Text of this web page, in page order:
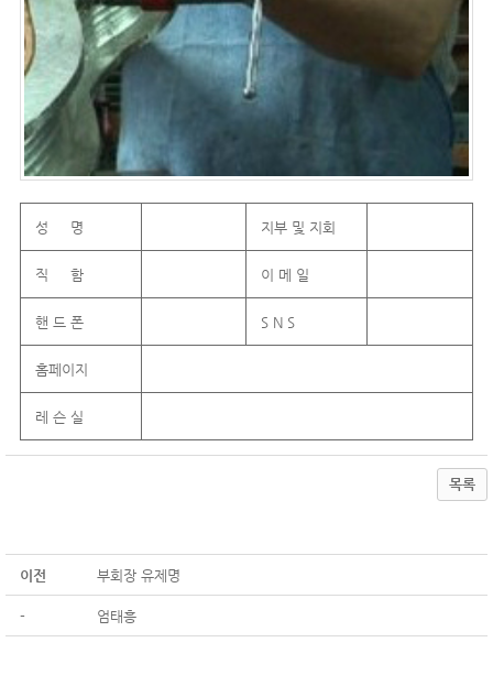
성 명 지부 및 지회
직 함 이 메 일
핸 드 폰 S N S
홈페이지
레 슨 실
목록
이전 부회장 유제명
- 엄태흥